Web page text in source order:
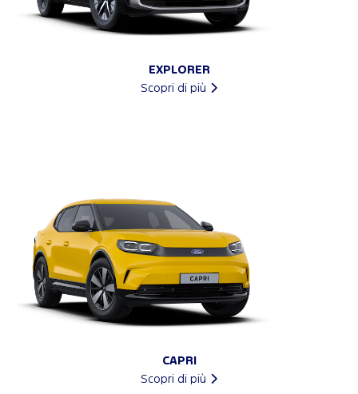
EXPLORER
Scopri di più
CAPRI
Scopri di più